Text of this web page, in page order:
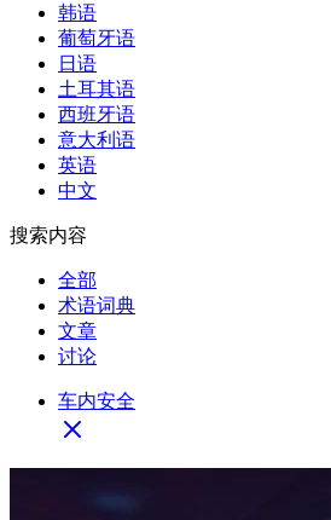
韩语
葡萄牙语
日语
土耳其语
西班牙语
意大利语
英语
中文
搜索内容
全部
术语词典
文章
讨论
车内安全